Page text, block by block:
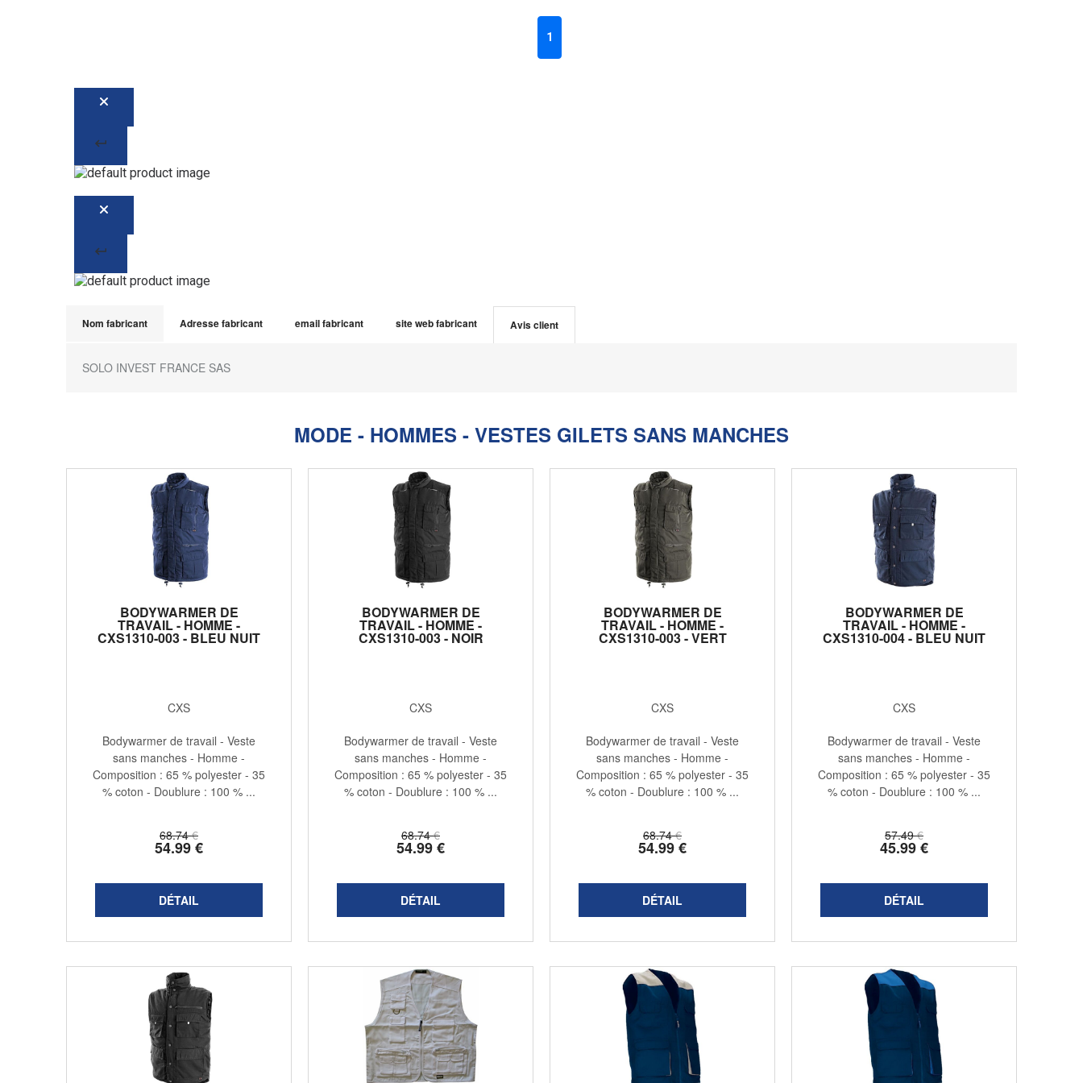
1
Nom fabricant Adresse fabricant email fabricant site web fabricant Avis client
SOLO INVEST FRANCE SAS
MODE - HOMMES - VESTES GILETS SANS MANCHES
BODYWARMER DE
TRAVAIL - HOMME -
CXS1310-003 - BLEU NUIT
CXS
68.74 €
54.99€
Bodywarmer de travail - Veste
sans manches - Homme -
Composition : 65 % polyester - 35
% coton - Doublure : 100 % ...
BODYWARMER DE
TRAVAIL - HOMME -
CXS1310-003 - NOIR
CXS
68.74 €
54.99€
Bodywarmer de travail - Veste
sans manches - Homme -
Composition : 65 % polyester - 35
% coton - Doublure : 100 % ...
BODYWARMER DE
TRAVAIL - HOMME -
CXS1310-003 - VERT
CXS
68.74 €
54.99€
Bodywarmer de travail - Veste
sans manches - Homme -
Composition : 65 % polyester - 35
% coton - Doublure : 100 % ...
BODYWARMER DE
TRAVAIL - HOMME -
CXS1310-004 - BLEU NUIT
CXS
57.49 €
45.99€
Bodywarmer de travail - Veste
sans manches - Homme -
Composition : 65 % polyester - 35
% coton - Doublure : 100 % ...